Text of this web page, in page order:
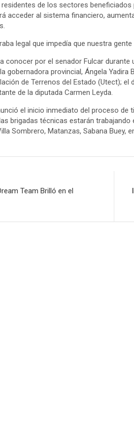
de los sectores
acceder al sistema financiero,
legal que impedía que nuestra
conocer por el senador Fulcar durante
gobernadora provincial, Ángela Yadira
de Terrenos del Estado (Utect);
de la diputada Carmen Leyda.
el inicio inmediato del proceso de
brigadas técnicas estarán
Sombrero, Matanzas, Sabana Buey,
Team Brilló en el